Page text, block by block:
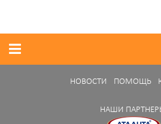
НОВОСТИ ПОМОЩЬ
НАШИ